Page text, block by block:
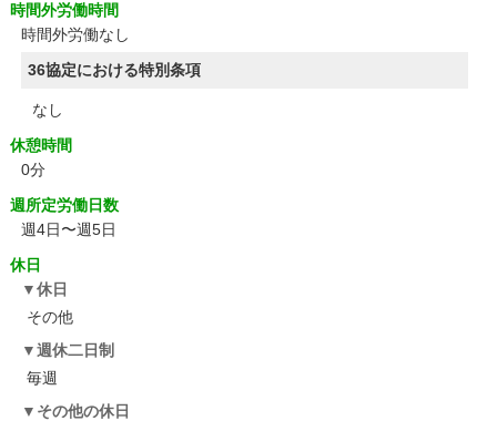
時間外労働時間
時間外労働なし
36協定における特別条項
なし
休憩時間
0分
週所定労働日数
週4日〜週5日
休日
休日
その他
週休二日制
毎週
その他の休日